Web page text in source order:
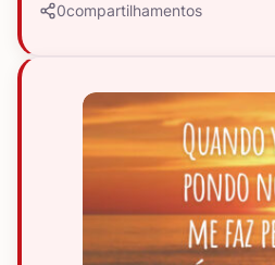
0compartilhamentos